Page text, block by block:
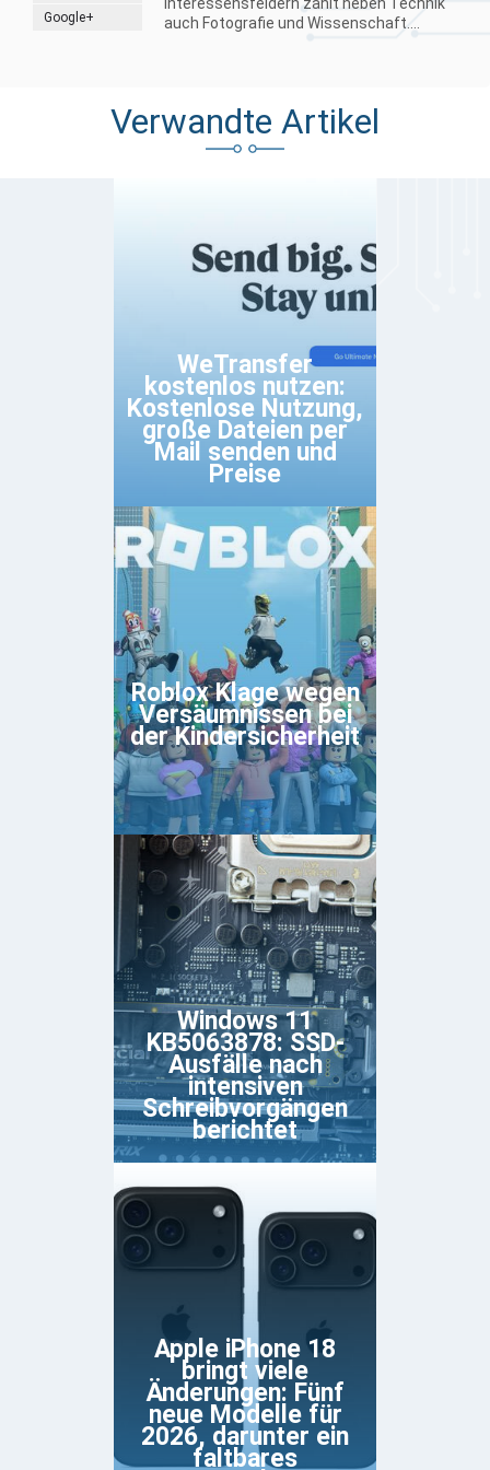
Google+
Interessensfeldern zählt neben Technik
auch Fotografie und Wissenschaft....
Verwandte Artikel
WeTransfer
kostenlos nutzen:
Kostenlose Nutzung,
große Dateien per
Mail senden und
Preise
Roblox Klage wegen
Versäumnissen bei
der Kindersicherheit
Windows 11
KB5063878: SSD-
Ausfälle nach
intensiven
Schreibvorgängen
berichtet
Apple iPhone 18
bringt viele
Änderungen: Fünf
neue Modelle für
2026, darunter ein
faltbares